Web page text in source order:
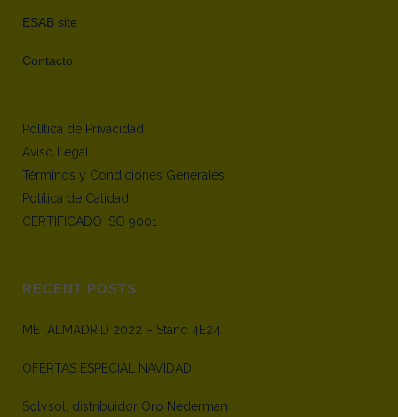
ESAB site
Contacto
Política de Privacidad
Aviso Legal
Términos y Condiciones Generales
Política de Calidad
CERTIFICADO ISO 9001
RECENT POSTS
METALMADRID 2022 – Stand 4E24
OFERTAS ESPECIAL NAVIDAD
Solysol, distribuidor Oro Nederman